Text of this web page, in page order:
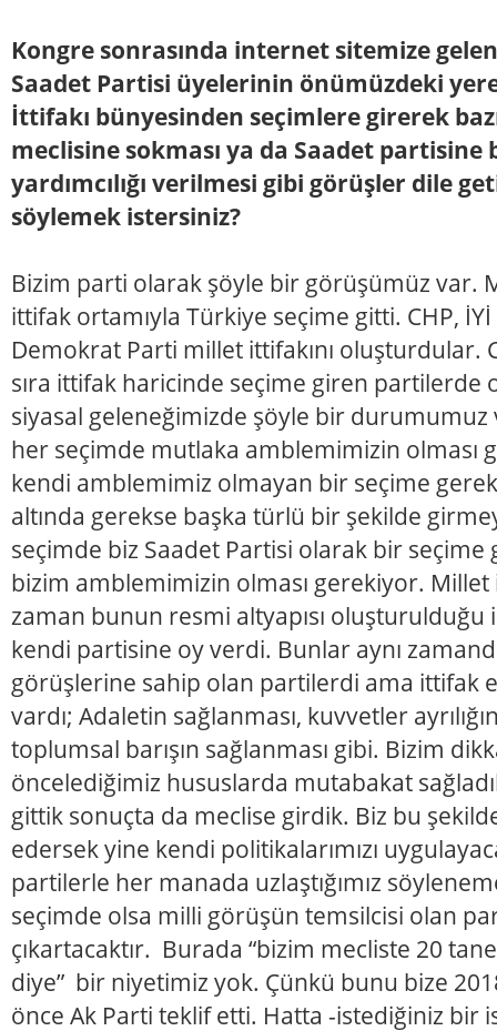
Kongre sonrasında internet sitemize
Saadet Partisi üyelerinin önümüzdeki
İttifakı bünyesinden seçimlere girerek
meclisine sokması ya da Saadet partisine
yardımcılığı verilmesi gibi görüşler dile
söylemek istersiniz?
Bizim parti olarak şöyle bir görüşümüz var.
ittifak ortamıyla Türkiye seçime gitti. CHP,
Demokrat Parti millet ittifakını oluşturdular.
sıra ittifak haricinde seçime giren partilerde
siyasal geleneğimizde şöyle bir
her seçimde mutlaka amblemimizin olması
kendi amblemimiz olmayan bir seçime
altında gerekse başka türlü bir şekilde
seçimde biz Saadet Partisi olarak bir
bizim amblemimizin olması gerekiyor.
zaman bunun resmi altyapısı oluşturulduğu
kendi partisine oy verdi. Bunlar aynı
görüşlerine sahip olan partilerdi ama ittifak
vardı; Adaletin sağlanması, kuvvetler
toplumsal barışın sağlanması gibi. Bizim
öncelediğimiz hususlarda mutabakat
gittik sonuçta da meclise girdik. Biz bu
edersek yine kendi politikalarımızı
partilerle her manada uzlaştığımız
seçimde olsa milli görüşün temsilcisi olan
çıkartacaktır. Burada “bizim mecliste 20
diye” bir niyetimiz yok. Çünkü bunu bize
önce Ak Parti teklif etti. Hatta -istediğiniz bir